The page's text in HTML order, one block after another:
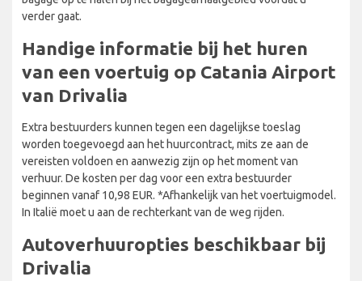
verder gaat.
Handige informatie bij het huren
van een voertuig op Catania Airport
van Drivalia
Extra bestuurders kunnen tegen een dagelijkse toeslag
worden toegevoegd aan het huurcontract, mits ze aan de
vereisten voldoen en aanwezig zijn op het moment van
verhuur. De kosten per dag voor een extra bestuurder
beginnen vanaf 10,98 EUR. *Afhankelijk van het voertuigmodel.
In Italië moet u aan de rechterkant van de weg rijden.
Autoverhuuropties beschikbaar bij
Drivalia